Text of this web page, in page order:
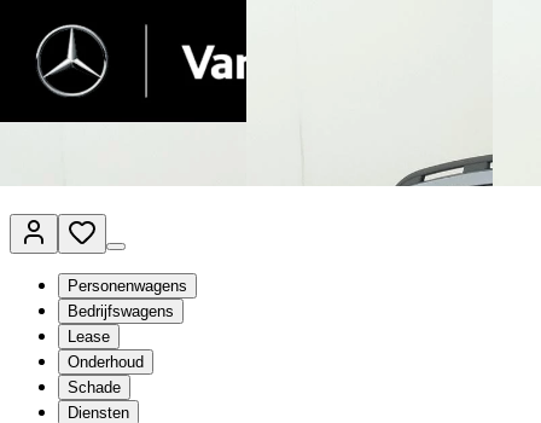
Van Mossel Automotive Group
Vestigingen
Werkplaatsplanner
Vacatures
Personenwagens
Bedrijfswagens
Lease
Onderhoud
Schade
Diensten